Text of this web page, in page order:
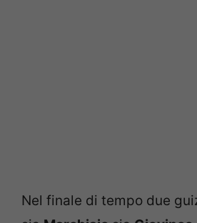
Nel finale di tempo due